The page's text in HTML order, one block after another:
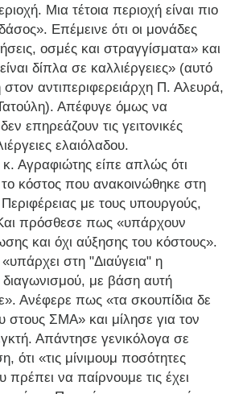
Μια τέτοια περιοχή είναι πιο
Επέμεινε ότι οι μονάδες
οσμές και στραγγίσματα» και
δίπλα σε καλλιέργειες» (αυτό
αντιπεριφερειάρχη Π. Αλευρά,
Απέφυγε όμως να
επηρεάζουν τις γειτονικές
ελαιόλαδου.
κ. Αγραφιώτης είπε απλώς ότι
κόστος που ανακοινώθηκε στη
με τους υπουργούς,
πρόσθεσε πως «υπάρχουν
και όχι αύξησης του κόστους».
στη "Διαύγεια" η
με βάση αυτή
Ανέφερε πως «τα σκουπίδια δε
στους ΣΜΑ» και μίλησε για τον
Απάντησε γενικόλογα σε
ότι «τις μίνιμουμ ποσότητες
πρέπει να παίρνουμε τις έχει